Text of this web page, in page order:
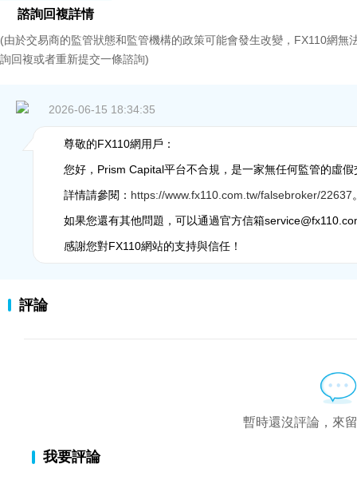
諮詢回複詳情
(由於交易商的監管狀態和監管機構的政策可能會發生改變，FX110網
詢回複或者重新提交一條諮詢)
2026-06-15 18:34:35
尊敬的FX110網用戶：
您好，Prism Capital平台不合規，是一家無任何監管的虛
詳情請參閱： https://www.fx110.com.tw/falsebroker/22637
如果您還有其他問題，可以通過官方信箱
感謝您對FX110網站的支持與信任！
評論
暫時還沒評論，來
我要評論